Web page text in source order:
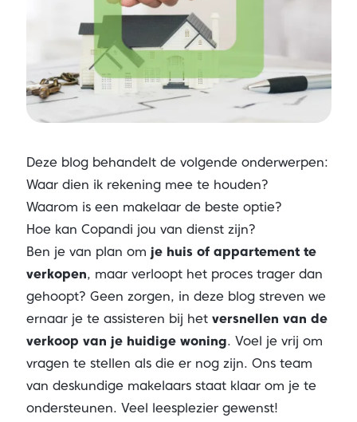
Deze blog behandelt de volgende onderwerpen:
Waar dien ik rekening mee te houden?
Waarom is een makelaar de beste optie?
Hoe kan Copandi jou van dienst zijn?
Ben je van plan om je huis of appartement te
verkopen, maar verloopt het proces trager dan
gehoopt? Geen zorgen, in deze blog streven we
ernaar je te assisteren bij het versnellen van de
verkoop van je huidige woning. Voel je vrij om
vragen te stellen als die er nog zijn. Ons team
van deskundige makelaars staat klaar om je te
ondersteunen. Veel leesplezier gewenst!